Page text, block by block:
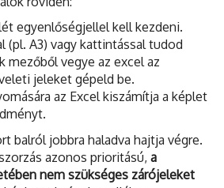
egyenlőségjellel kell kezdeni.
(pl. A3) vagy kattintással tudod
mezőből vegye az excel az
jeleket gépeld be.
az Excel kiszámítja a képlet
balról jobbra haladva hajtja végre.
azonos prioritású, a
nem szükséges zárójeleket